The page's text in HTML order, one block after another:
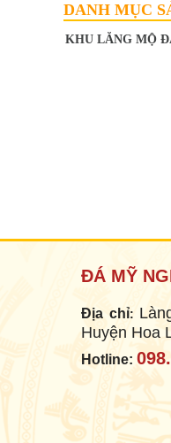
DANH MỤC
KHU LĂNG MỘ
ĐÁ MỸ
Địa chỉ:
Huyện Hoa
Hotline: